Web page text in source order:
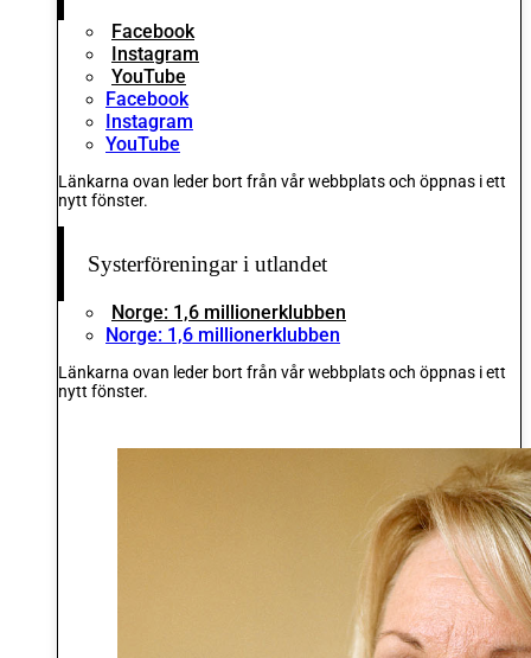
Facebook
Instagram
YouTube
Facebook
Instagram
YouTube
Länkarna ovan leder bort från vår webbplats och öppnas i ett
nytt fönster.
Systerföreningar i utlandet
Norge: 1,6 millionerklubben
Norge: 1,6 millionerklubben
Länkarna ovan leder bort från vår webbplats och öppnas i ett
nytt fönster.